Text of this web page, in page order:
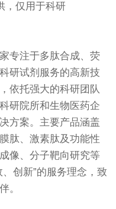
，仅用于科研
专注于多肽合成、荧
研试剂服务的高新技
依托强大的科研团队
研院所和生物医药企
方案。主要产品涵盖
肽、激素肽及功能性
像、分子靶向研究等
创新”的服务理念，致
。